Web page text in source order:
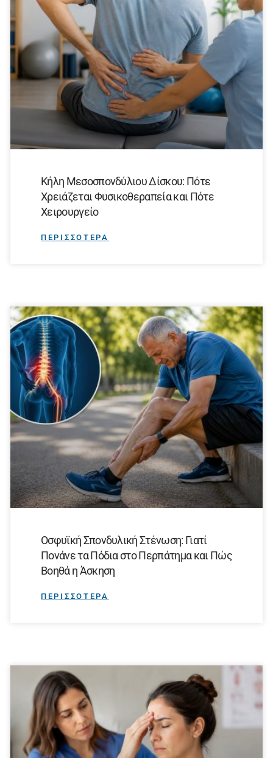
Κήλη Μεσοσπονδύλιου Δίσκου: Πότε
Χρειάζεται Φυσικοθεραπεία και Πότε
Χειρουργείο
ΠΕΡΙΣΣΟΤΕΡΑ
Οσφυϊκή Σπονδυλική Στένωση: Γιατί
Πονάνε τα Πόδια στο Περπάτημα και Πώς
Βοηθά η Άσκηση
ΠΕΡΙΣΣΟΤΕΡΑ